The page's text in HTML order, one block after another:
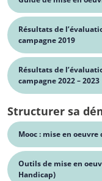
Résultats de
campagne 2019
Résultats de
campagne 2022 – 2023
Structurer sa
Mooc : mise en
Outils de mise en
Handicap)